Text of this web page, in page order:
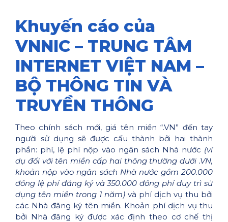
Khuyến cáo của
VNNIC – TRUNG TÂM
INTERNET VIỆT NAM –
BỘ THÔNG TIN VÀ
TRUYỀN THÔNG
Theo chính sách mới, giá tên miền “.VN” đến tay
người sử dụng sẽ được cấu thành bởi hai thành
phần: phí, lệ phí nộp vào ngân sách Nhà nước (ví
dụ đối với tên miền cấp hai thông thường dưới .VN,
khoản nộp vào ngân sách Nhà nước gồm 200.000
đồng lệ phí đăng ký và 350.000 đồng phí duy trì sử
dụng tên miền trong 1 năm) và phí dịch vụ thu bởi
các Nhà đăng ký tên miền. Khoản phí dịch vụ thu
bởi Nhà đăng ký được xác định theo cơ chế thị